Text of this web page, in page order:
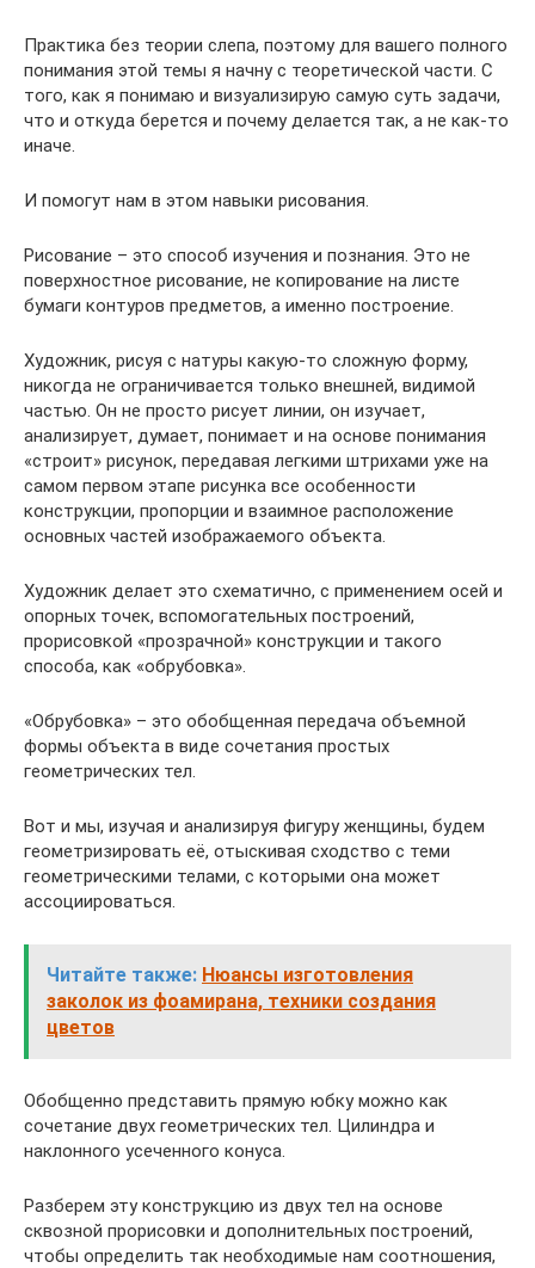
Практика без теории слепа, поэтому для вашего полного
понимания этой темы я начну с теоретической части. С
того, как я понимаю и визуализирую самую суть задачи,
что и откуда берется и почему делается так, а не как-то
иначе.
И помогут нам в этом навыки рисования.
Рисование – это способ изучения и познания. Это не
поверхностное рисование, не копирование на листе
бумаги контуров предметов, а именно построение.
Художник, рисуя с натуры какую-то сложную форму,
никогда не ограничивается только внешней, видимой
частью. Он не просто рисует линии, он изучает,
анализирует, думает, понимает и на основе понимания
«строит» рисунок, передавая легкими штрихами уже на
самом первом этапе рисунка все особенности
конструкции, пропорции и взаимное расположение
основных частей изображаемого объекта.
Художник делает это схематично, с применением осей и
опорных точек, вспомогательных построений,
прорисовкой «прозрачной» конструкции и такого
способа, как «обрубовка».
«Обрубовка» – это обобщенная передача объемной
формы объекта в виде сочетания простых
геометрических тел.
Вот и мы, изучая и анализируя фигуру женщины, будем
геометризировать её, отыскивая сходство с теми
геометрическими телами, с которыми она может
ассоциироваться.
Читайте также: Нюансы изготовления
заколок из фоамирана, техники создания
цветов
Обобщенно представить прямую юбку можно как
сочетание двух геометрических тел. Цилиндра и
наклонного усеченного конуса.
Разберем эту конструкцию из двух тел на основе
сквозной прорисовки и дополнительных построений,
чтобы определить так необходимые нам соотношения,